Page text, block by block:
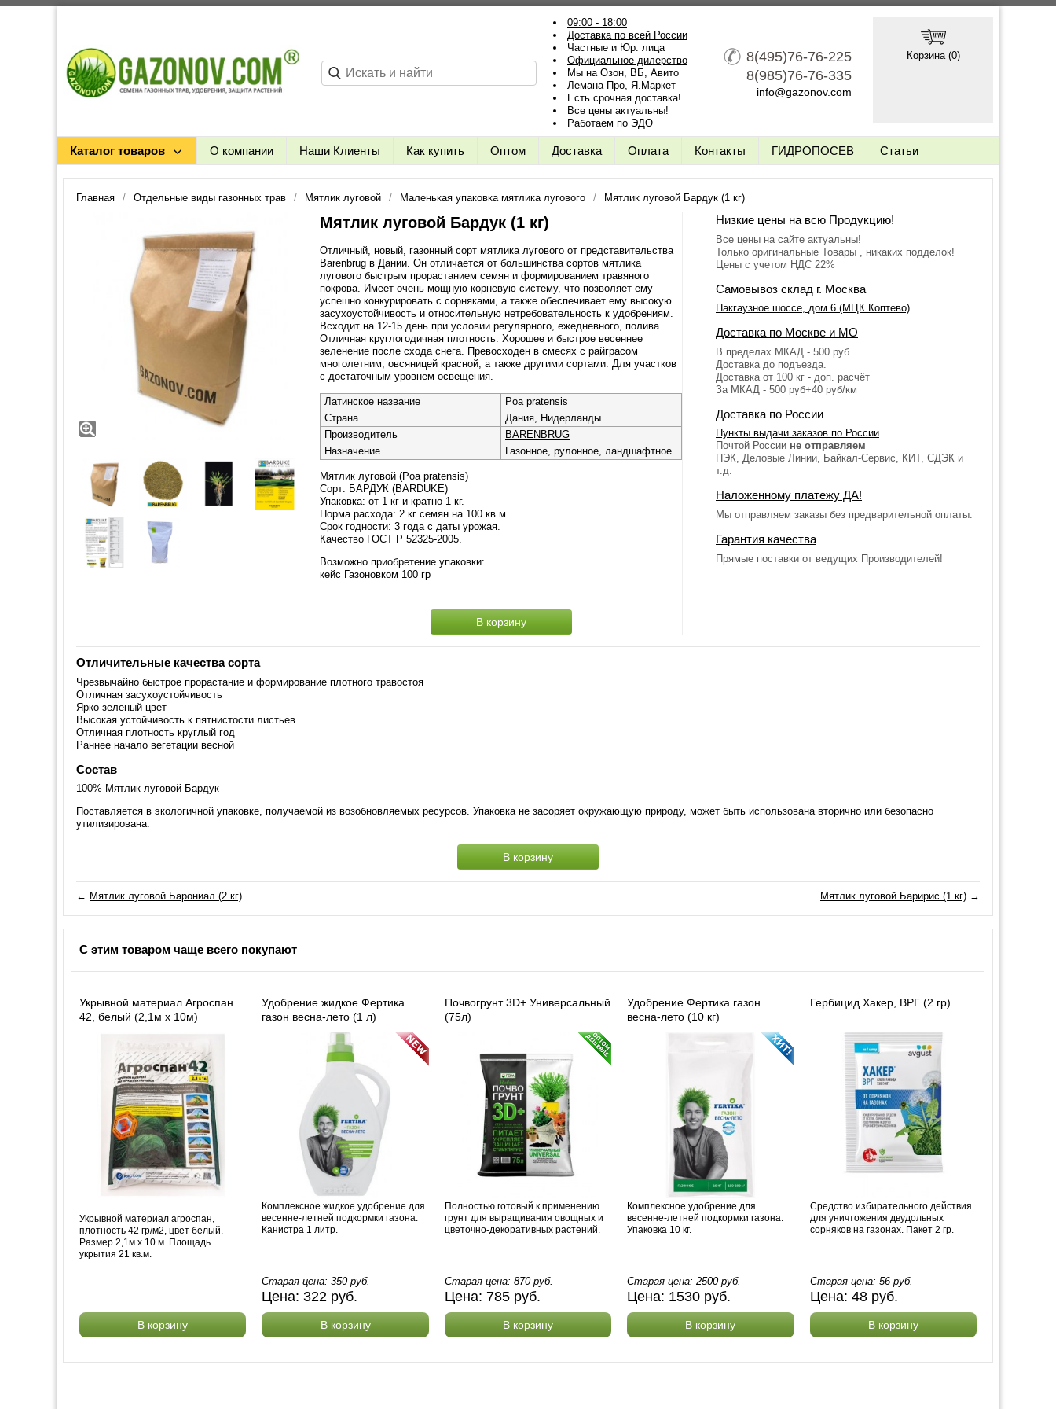
09:00 - 18:00
Доставка по всей России
Частные и Юр. лица
Официальное дилерство
Мы на Озон, ВБ, Авито
Лемана Про, Я.Маркет
Есть срочная доставка!
Все цены актуальны!
Работаем по ЭДО
8(495)76-76-225
8(985)76-76-335
info@gazonov.com
Корзина (0)
Каталог товаров О компании Наши Клиенты Как купить Оптом Доставка Оплата Контакты ГИДРОПОСЕВ Статьи
Главная Отдельные виды газонных трав Мятлик луговой Маленькая упаковка мятлика лугового Мятлик луговой Бардук (1 кг)
Мятлик луговой Бардук (1 кг)
Отличный, новый, газонный сорт мятлика лугового от представительства
Barenbrug в Дании. Он отличается от большинства сортов мятлика
лугового быстрым прорастанием семян и формированием травяного
покрова. Имеет очень мощную корневую систему, что позволяет ему
успешно конкурировать с сорняками, а также обеспечивает ему высокую
засухоустойчивость и относительную нетребовательность к удобрениям.
Всходит на 12-15 день при условии регулярного, ежедневного, полива.
Отличная круглогодичная плотность. Хорошее и быстрое весеннее
зеленение после схода снега. Превосходен в смесях с райграсом
многолетним, овсяницей красной, а также другими сортами. Для участков
с достаточным уровнем освещения.
Латинское название
Poa pratensis
Страна
Дания, Нидерланды
Производитель
BARENBRUG
Назначение
Газонное, рулонное, ландшафтное
Мятлик луговой (Poa pratensis)
Сорт: БАРДУК (BARDUKE)
Упаковка: от 1 кг и кратно 1 кг.
Норма расхода: 2 кг семян на 100 кв.м.
Срок годности: 3 года с даты урожая.
Качество ГОСТ Р 52325-2005.
Возможно приобретение упаковки:
кейс Газоновком 100 гр
В корзину
Низкие цены на всю Продукцию!
Все цены на сайте актуальны!
Только оригинальные Товары , никаких подделок!
Цены с учетом НДС 22%
Самовывоз склад г. Москва
Пакгаузное шоссе, дом 6 (МЦК Коптево)
Доставка по Москве и МО
В пределах МКАД - 500 руб
Доставка до подъезда.
Доставка от 100 кг - доп. расчёт
За МКАД - 500 руб+40 руб/км
Доставка по России
Пункты выдачи заказов по России
Почтой России не отправляем
ПЭК, Деловые Линии, Байкал-Сервис, КИТ, СДЭК и
т.д.
Наложенному платежу ДА!
Мы отправляем заказы без предварительной оплаты.
Гарантия качества
Прямые поставки от ведущих Производителей!
Отличительные качества сорта
Чрезвычайно быстрое прорастание и формирование плотного травостоя
Отличная засухоустойчивость
Ярко-зеленый цвет
Высокая устойчивость к пятнистости листьев
Отличная плотность круглый год
Раннее начало вегетации весной
Состав
100% Мятлик луговой Бардук
Поставляется в экологичной упаковке, получаемой из возобновляемых ресурсов. Упаковка не засоряет окружающую природу, может быть использована вторично или безопасно
утилизирована.
В корзину
← Мятлик луговой Барониал (2 кг) Мятлик луговой Баририс (1 кг) →
С этим товаром чаще всего покупают
Укрывной материал Агроспан
42, белый (2,1м х 10м)
Укрывной материал агроспан,
плотность 42 гр/м2, цвет белый.
Размер 2,1м х 10 м. Площадь
укрытия 21 кв.м.
В корзину
Удобрение жидкое Фертика
газон весна-лето (1 л)
Комплексное жидкое удобрение для
весенне-летней подкормки газона.
Канистра 1 литр.
Старая цена:350руб.
Цена:322 руб.
В корзину
Почвогрунт 3D+ Универсальный
(75л)
Полностью готовый к применению
грунт для выращивания овощных и
цветочно-декоративных растений.
Старая цена:870руб.
Цена: 785руб.
В корзину
Удобрение Фертика газон
весна-лето (10 кг)
Комплексное удобрение для
весенне-летней подкормки газона.
Упаковка 10 кг.
Старая цена:2500руб.
Цена: 1530 руб.
В корзину
Гербицид Хакер, ВРГ (2 гр)
Средство избирательного действия
для уничтожения двудольных
сорняков на газонах. Пакет 2 гр.
Старая цена:56руб.
Цена: 48руб.
В корзину